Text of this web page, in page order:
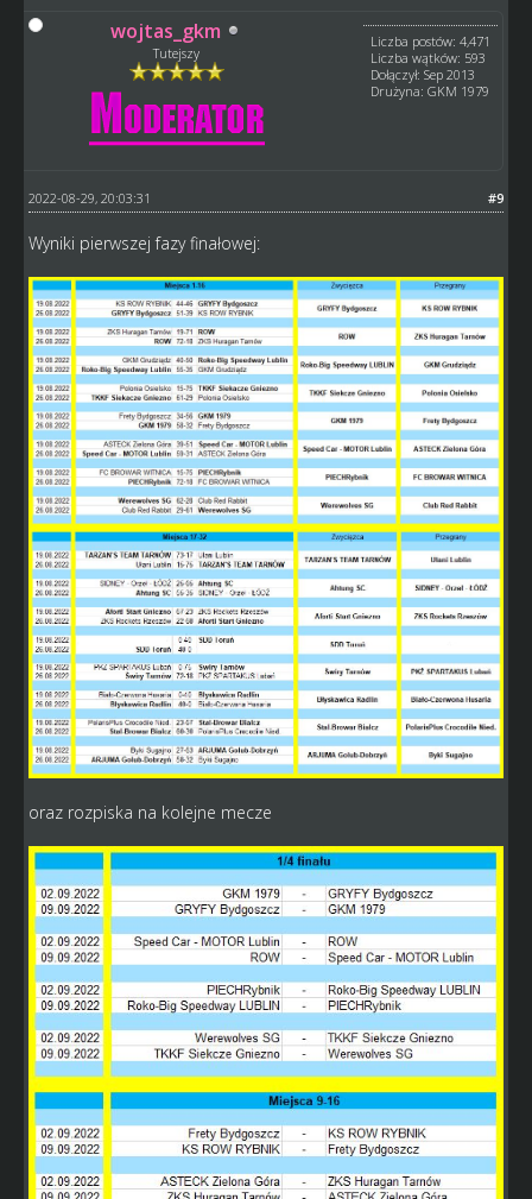
wojtas_gkm
Tutejszy
Liczba postów: 4,471
Liczba wątków: 593
Dołączył: Sep 2013
Drużyna: GKM 1979
#9
2022-08-29, 20:03:31
Wyniki pierwszej fazy finałowej:
oraz rozpiska na kolejne mecze